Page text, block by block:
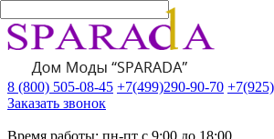
8 (800) 505-08-45 +7(499)290-90-70
Заказать звонок
Время работы: пн-пт с 9:00 до 18:00